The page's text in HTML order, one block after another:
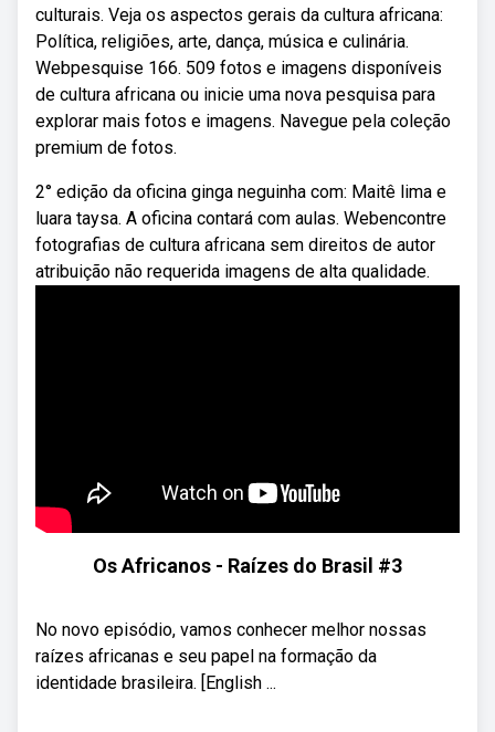
culturais. Veja os aspectos gerais da cultura africana:
Política, religiões, arte, dança, música e culinária.
Webpesquise 166. 509 fotos e imagens disponíveis
de cultura africana ou inicie uma nova pesquisa para
explorar mais fotos e imagens. Navegue pela coleção
premium de fotos.
2° edição da oficina ginga neguinha com: Maitê lima e
luara taysa. A oficina contará com aulas. Webencontre
fotografias de cultura africana sem direitos de autor
atribuição não requerida imagens de alta qualidade.
Os Africanos - Raízes do Brasil #3
No novo episódio, vamos conhecer melhor nossas
raízes africanas e seu papel na formação da
identidade brasileira. [English ...